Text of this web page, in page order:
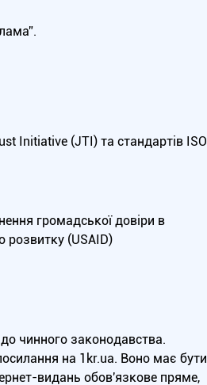
Initiative (JTI) та стандартів ISO
громадської довіри в
розвитку (USAID)
чинного законодавства.
на 1kr.ua. Воно має бути
видань обов'язкове пряме,